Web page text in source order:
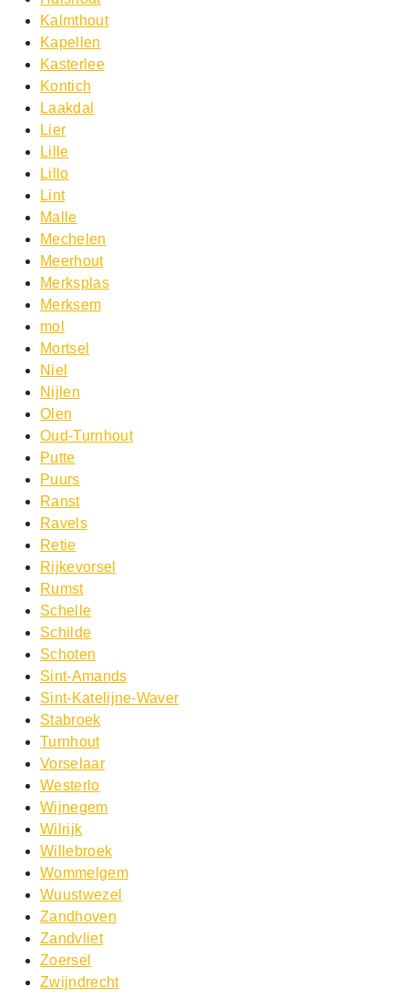
Kalmthout
Kapellen
Kasterlee
Kontich
Laakdal
Lier
Lille
Lillo
Lint
Malle
Mechelen
Meerhout
Merksplas
Merksem
mol
Mortsel
Niel
Nijlen
Olen
Oud-Turnhout
Putte
Puurs
Ranst
Ravels
Retie
Rijkevorsel
Rumst
Schelle
Schilde
Schoten
Sint-Amands
Sint-Katelijne-Waver
Stabroek
Turnhout
Vorselaar
Westerlo
Wijnegem
Wilrijk
Willebroek
Wommelgem
Wuustwezel
Zandhoven
Zandvliet
Zoersel
Zwijndrecht